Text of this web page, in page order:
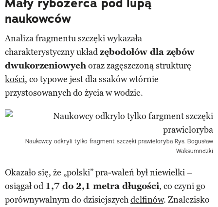
naukowców
Analiza fragmentu szczęki wykazała
charakterystyczny układzębodołów dla zębów
dwukorzeniowychoraz zagęszczoną strukturę
kości, co typowe jest dla ssaków wtórnie
przystosowanych do życia w wodzie.
Naukowcy odkryli tylko fragment szczęki prawieloryba Rys. Bogusław
Waksumndzki
Okazało się, że „polski” pra-waleń był niewielki –
osiągał od 1,7 do 2,1 metra długości, co czyni go
porównywalnym do dzisiejszychdelfinów. Znalezisko